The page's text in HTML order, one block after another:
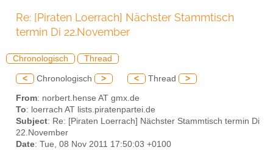
Re: [Piraten Loerrach] Nächster Stammtisch
termin Di 22.November
Chronologisch Thread
< Chronologisch > < Thread >
From: norbert.hense AT gmx.de
To: loerrach AT lists.piratenpartei.de
Subject: Re: [Piraten Loerrach] Nächster Stammtisch termin Di
22.November
Date: Tue, 08 Nov 2011 17:50:03 +0100